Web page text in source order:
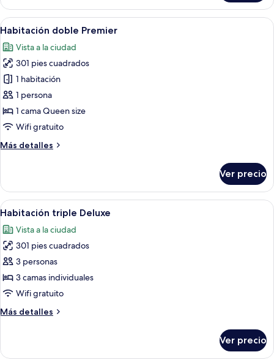
Deluxe
con
2
individuales
Abrir
todas
las
fotos
de
Habitación
doble
Premier
Habitación de hotel con una cama
15
Habitación doble Premier
Vista a la ciudad
301 pies cuadrados
1 habitación
1 persona
1 cama Queen size
Wifi gratuito
Más detalles
Más
doble
Premier
Ver precio
Abrir
todas
las
fotos
de
Habitación
triple
Habitación de hotel con dos camas,
5
Habitación triple Deluxe
Vista a la ciudad
301 pies cuadrados
3 personas
3 camas individuales
Wifi gratuito
Más detalles
Más
triple
Ver precio